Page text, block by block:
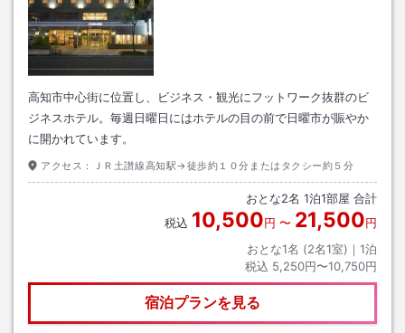
高知市中心街に位置し、ビジネス・観光にフットワーク抜群のビ
ジネスホテル。毎週日曜日にはホテルの目の前で日曜市が賑やか
に開かれています。
アクセス： ＪＲ土讃線高知駅→徒歩約１０分またはタクシー約５分
おとな2名 1泊1部屋 合計
税込 10,500円 〜 21,500円
おとな1名 (2名1室)｜ 1泊
税込 5,250円〜10,750円
宿泊プランを見る